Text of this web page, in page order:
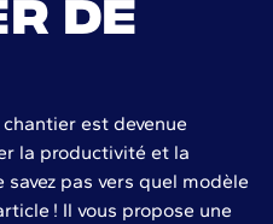
est devenue
la productivité et la
pas vers quel modèle
! Il vous propose une